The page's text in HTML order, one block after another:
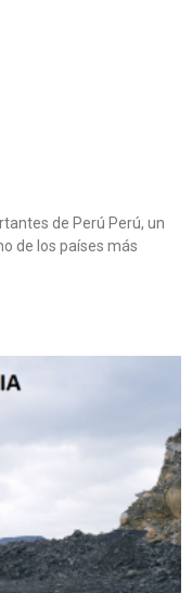
de Perú Perú, un
de los países más